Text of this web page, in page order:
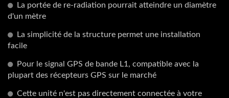
La portée de re-radiation pourrait atteindre un diamètre
d'un mètre
La simplicité de la structure permet une installation
facile
Pour le signal GPS de bande L1, compatible avec la
plupart des récepteurs GPS sur le marché
Cette unité n'est pas directement connectée à votre